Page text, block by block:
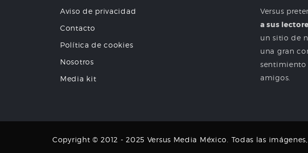
Aviso de privacidad
Contacto
Política de cookies
Nosotros
Media kit
Versus
a sus
un sitio de
una gran
sentimiento
amigos.
Copyright © 2012 - 2025 Versus Media México. Todas las